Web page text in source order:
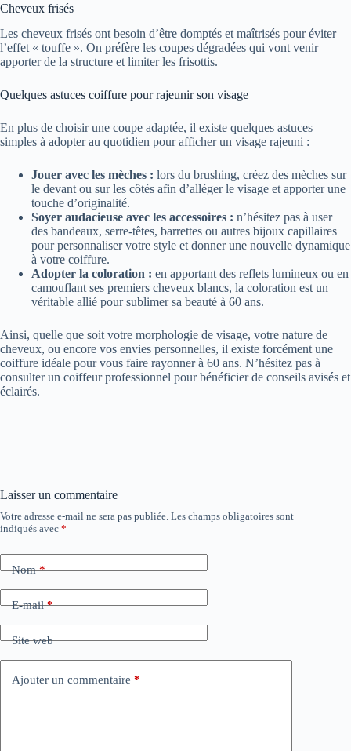
Cheveux frisés
Les cheveux frisés ont besoin d’être domptés et maîtrisés pour éviter
l’effet « touffe ». On préfère les coupes dégradées qui vont venir
apporter de la structure et limiter les frisottis.
Quelques astuces coiffure pour rajeunir son visage
En plus de choisir une coupe adaptée, il existe quelques astuces
simples à adopter au quotidien pour afficher un visage rajeuni :
Jouer avec les mèches : lors du brushing, créez des mèches sur
le devant ou sur les côtés afin d’alléger le visage et apporter une
touche d’originalité.
Soyer audacieuse avec les accessoires : n’hésitez pas à user
des bandeaux, serre-têtes, barrettes ou autres bijoux capillaires
pour personnaliser votre style et donner une nouvelle dynamique
à votre coiffure.
Adopter la coloration : en apportant des reflets lumineux ou en
camouflant ses premiers cheveux blancs, la coloration est un
véritable allié pour sublimer sa beauté à 60 ans.
Ainsi, quelle que soit votre morphologie de visage, votre nature de
cheveux, ou encore vos envies personnelles, il existe forcément une
coiffure idéale pour vous faire rayonner à 60 ans. N’hésitez pas à
consulter un coiffeur professionnel pour bénéficier de conseils avisés et
éclairés.
Laisser un commentaire
Votre adresse e-mail ne sera pas publiée. Les champs obligatoires sont
indiqués avec *
Nom*
E-mail*
Site web
Ajouter un commentaire *